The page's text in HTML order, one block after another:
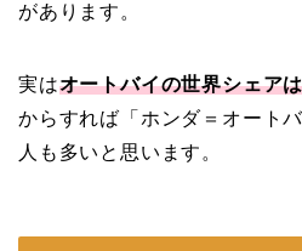
があります。
実はオートバイの世界シェア
からすれば「ホンダ＝オート
人も多いと思います。